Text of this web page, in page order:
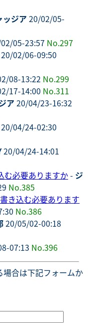
ッジア 20/02/05-
05-23:57 No.297
20/02/06-09:50
08-13:22 No.299
17-14:00 No.311
ア 20/04/23-16:32
20/04/24-02:30
20/04/24-14:01
む必要ありますか- ジ
No.385
き込む必要あります
No.386
20/05/02-00:18
07:13 No.396
場合は下記フォームか